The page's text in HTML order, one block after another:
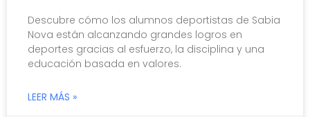
Descubre cómo los alumnos deportistas de Sabia
Nova están alcanzando grandes logros en
deportes gracias al esfuerzo, la disciplina y una
educación basada en valores.
LEER MÁS »